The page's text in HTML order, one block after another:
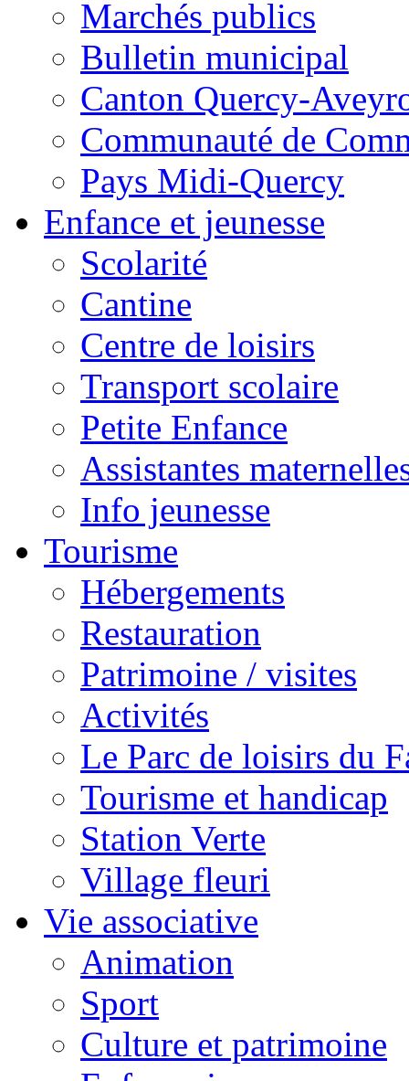
Marchés publics
Bulletin municipal
Canton Quercy-
Communauté de
Pays Midi-Quercy
Enfance et jeunesse
Scolarité
Cantine
Centre de loisirs
Transport scolaire
Petite Enfance
Assistantes
Info jeunesse
Tourisme
Hébergements
Restauration
Patrimoine / visites
Activités
Le Parc de loisirs du
Tourisme et handicap
Station Verte
Village fleuri
Vie associative
Animation
Sport
Culture et patrimoine